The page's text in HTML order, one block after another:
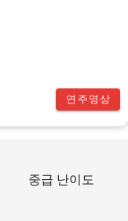
연주영상
중급 난이도